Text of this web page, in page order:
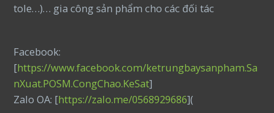
tole…)… gia công sản phẩm cho các đối tác
Facebook:
[https://www.facebook.com/ketrungbaysanpham.Sa
nXuat.POSM.CongChao.KeSat]
Zalo OA: [https://zalo.me/0568929686](